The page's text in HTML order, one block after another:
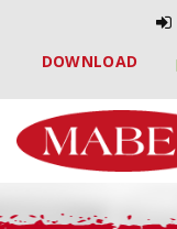
DOWNLOAD